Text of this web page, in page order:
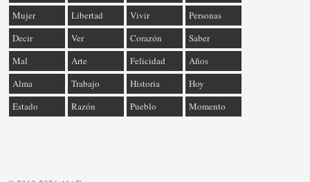
Mujer
Libertad Vivir
Personas
Decir
Ver Corazón
Saber
Mal
Arte Felicidad
Años
Alma
Trabajo Historia
Hoy
Estado
Razón Pueblo Momento